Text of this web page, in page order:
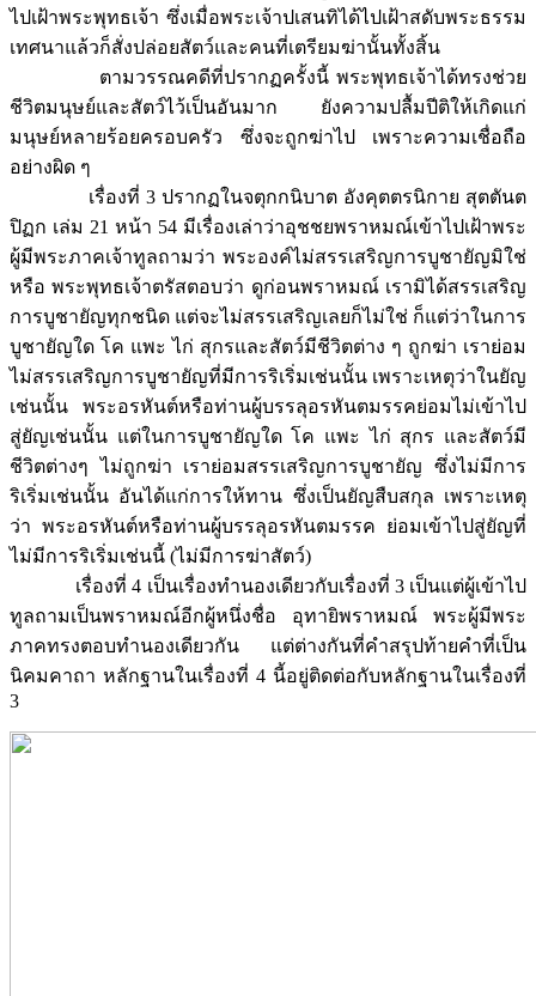
ไปเฝ้าพระพุทธเจ้า ซึ่งเมื่อพระเจ้าปเสนทิได้ไปเฝ้าสดับพระธรรม
เทศนาแล้วก็สั่งปล่อยสัตว์และคนที่เตรียมฆ่านั้นทั้งสิ้น
ตามวรรณคดีที่ปรากฏครั้งนี้ พระพุทธเจ้าได้ทรงช่วย
ชีวิตมนุษย์และสัตว์ไว้เป็นอันมาก ยังความปลื้มปีติให้เกิดแก่
มนุษย์หลายร้อยครอบครัว ซึ่งจะถูกฆ่าไป เพราะความเชื่อถือ
อย่างผิด ๆ
เรื่องที่ 3 ปรากฏในจตุกกนิบาต อังคุตตรนิกาย สุตตันต
ปิฏก เล่ม 21 หน้า 54 มีเรื่องเล่าว่าอุชชยพราหมณ์เข้าไปเฝ้าพระ
ผู้มีพระภาคเจ้าทูลถามว่า พระองค์ไม่สรรเสริญการบูชายัญมิใช่
หรือ พระพุทธเจ้าตรัสตอบว่า ดูก่อนพราหมณ์ เรามิได้สรรเสริญ
การบูชายัญทุกชนิด แต่จะไม่สรรเสริญเลยก็ไม่ใช่ ก็แต่ว่าในการ
บูชายัญใด โค แพะ ไก่ สุกรและสัตว์มีชีวิตต่าง ๆ ถูกฆ่า เราย่อม
ไม่สรรเสริญการบูชายัญที่มีการริเริ่มเช่นนั้น เพราะเหตุว่าในยัญ
เช่นนั้น พระอรหันต์หรือท่านผู้บรรลุอรหันตมรรคย่อมไม่เข้าไป
สู่ยัญเช่นนั้น แต่ในการบูชายัญใด โค แพะ ไก่ สุกร และสัตว์มี
ชีวิตต่างๆ ไม่ถูกฆ่า เราย่อมสรรเสริญการบูชายัญ ซึ่งไม่มีการ
ริเริ่มเช่นนั้น อันได้แก่การให้ทาน ซึ่งเป็นยัญสืบสกุล เพราะเหตุ
ว่า พระอรหันต์หรือท่านผู้บรรลุอรหันตมรรค ย่อมเข้าไปสู่ยัญที่
ไม่มีการริเริ่มเช่นนี้ (ไม่มีการฆ่าสัตว์)
เรื่องที่ 4 เป็นเรื่องทำนองเดียวกับเรื่องที่ 3 เป็นแต่ผู้เข้าไป
ทูลถามเป็นพราหมณ์อีกผู้หนึ่งชื่อ อุทายิพราหมณ์ พระผู้มีพระ
ภาคทรงตอบทำนองเดียวกัน แต่ต่างกันที่คำสรุปท้ายคำที่เป็น
นิคมคาถา หลักฐานในเรื่องที่ 4 นี้อยู่ติดต่อกับหลักฐานในเรื่องที่
3